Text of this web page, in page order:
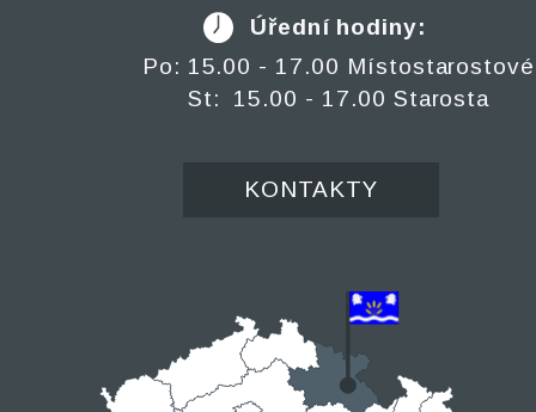
Úřední hodiny:
Po: 15.00 - 17.00 Místostarostové
St: 15.00 - 17.00 Starosta
KONTAKTY